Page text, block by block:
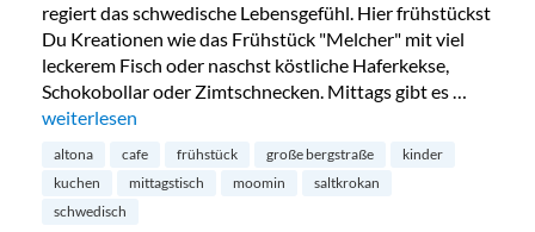
regiert das schwedische Lebensgefühl. Hier frühstückst
Du Kreationen wie das Frühstück "Melcher" mit viel
leckerem Fisch oder naschst köstliche Haferkekse,
Schokobollar oder Zimtschnecken. Mittags gibt es …
„Café Saltkrokan in Altona“
weiterlesen
altona cafe frühstück große bergstraße
kinder
kuchen
mittagstisch moomin
saltkrokan
schwedisch